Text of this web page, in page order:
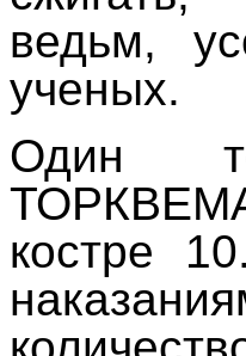
ведьм,
ученых.
Один
костре